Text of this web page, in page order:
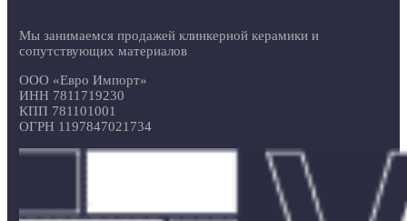
Мы занимаемся продажей клинкерной керамики и
сопутствующих материалов
ООО «Евро Импорт»
ИНН 7811719230
КПП 781101001
ОГРН 1197847021734